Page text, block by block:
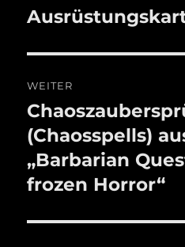
Vorheriger
WEITER
Nächster
Beitrag:
(Chaosspells)
„Barbarian
frozen Horror“